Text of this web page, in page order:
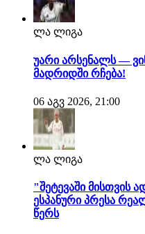
ლა ლიგა
უარი არსენალს —
მადრიდში რჩება!
06 აგვ 2026, 21:00
ლა ლიგა
"შეტევაში მისთვის
ესპანური პრესა
წერს